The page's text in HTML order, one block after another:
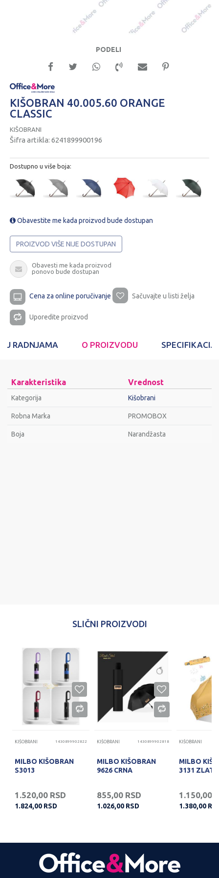
PODELI
KIŠOBRAN 40.005.60 ORANGE
CLASSIC
KIŠOBRANI
Šifra artikla: 6241899900196
Dostupno u više boja:
Obavestite me kada proizvod bude dostupan
PROIZVOD VIŠE NIJE DOSTUPAN
Obavesti me kada proizvod
ponovo bude dostupan
Cena za online poručivanje Sačuvajte u listi želja
Uporedite proizvod
U RADNJAMA O PROIZVODU
Karakteristika Vrednost
Kategorija Kišobrani
Robna Marka PROMOBOX
Bоја Narandžasta
SLIČNI PROIZVODI
KIŠOBRANI 1430899902822
MILBO KIŠOBRAN
S3013
1.520,00 RSD
1.824,00 RSD
KIŠOBRANI 1430899902818
MILBO KIŠOBRAN
9626 CRNA
855,00 RSD
1.026,00 RSD
KIŠOBRANI
MILBO
3131
1.150,00
1.380,00